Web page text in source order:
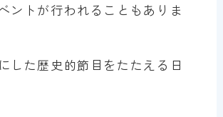
ントが行われることもありま
した歴史的節目をたたえる日